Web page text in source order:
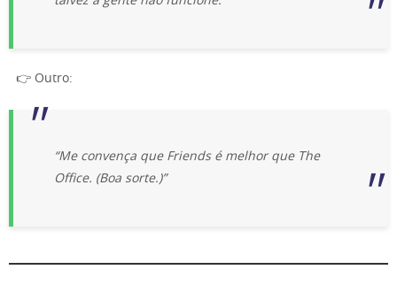
👉 Outro:
“Me convença que Friends é melhor que The
Office. (Boa sorte.)”